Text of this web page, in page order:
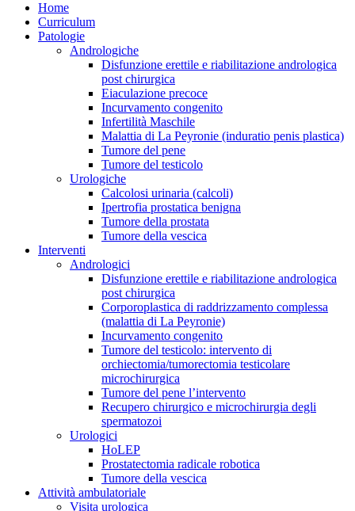
Home
Curriculum
Patologie
Andrologiche
Disfunzione erettile e riabilitazione andrologica
post chirurgica
Eiaculazione precoce
Incurvamento congenito
Infertilità Maschile
Malattia di La Peyronie (induratio penis plastica)
Tumore del pene
Tumore del testicolo
Urologiche
Calcolosi urinaria (calcoli)
Ipertrofia prostatica benigna
Tumore della prostata
Tumore della vescica
Interventi
Andrologici
Disfunzione erettile e riabilitazione andrologica
post chirurgica
Corporoplastica di raddrizzamento complessa
(malattia di La Peyronie)
Incurvamento congenito
Tumore del testicolo: intervento di
orchiectomia/tumorectomia testicolare
microchirurgica
Tumore del pene l’intervento
Recupero chirurgico e microchirurgia degli
spermatozoi
Urologici
HoLEP
Prostatectomia radicale robotica
Tumore della vescica
Attività ambulatoriale
Visita urologica